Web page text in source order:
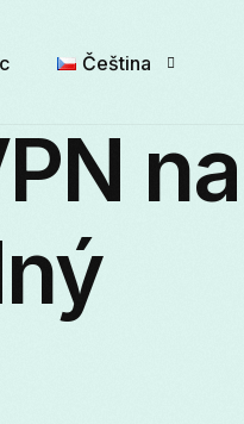
Čeština
Български
na